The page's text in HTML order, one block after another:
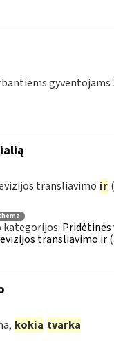
gyventojams
transliavimo ir
kategorijos: Pridėtinės
transliavimo ir
kokia tvarka